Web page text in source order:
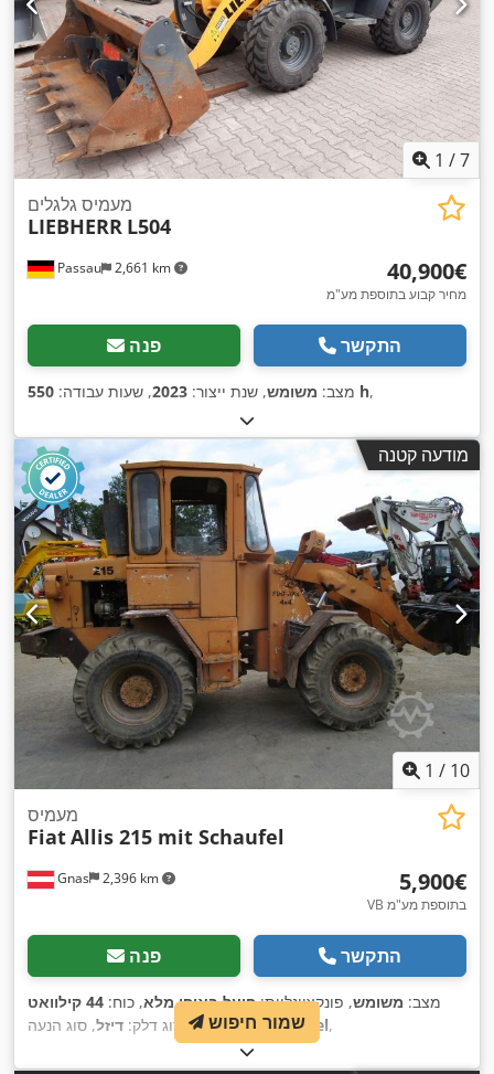
1 /7
Passau 2,661 km
מעמיס גלגלים
LIEBHERR L504
‏40,900 ‏€
מחיר קבוע בתוספת מע"מ
פנה התקשר
מצב: משומש, שנת ייצור: 2023, שעות עבודה: 550 h,
מודעה קטנה
1 / 10
Gnas 2,396 km
מעמיס
FiatAllis 215 mit Schaufel
‏5,900 ‏€
VB בתוספת מע"מ
פנה התקשר
מצב: משומש, פונקציונליות:פועל באופן מלא, כוח:
44 קילוואט
(59.82 כ"ס)
, סוג דלק: דיזל , סוג הנעה:Diesel, שמור חיפוש